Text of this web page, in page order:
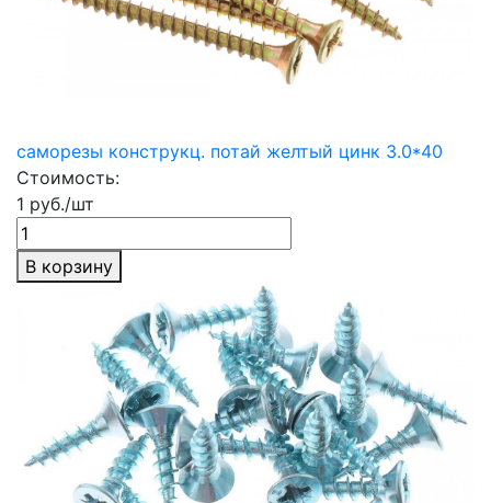
саморезы конструкц. потай желтый цинк 3.0*40
Стоимость:
1 руб./шт
В корзину